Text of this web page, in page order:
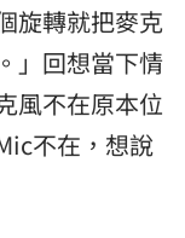
旋轉就把麥克
」回想當下情
風不在原本位
不在，想說